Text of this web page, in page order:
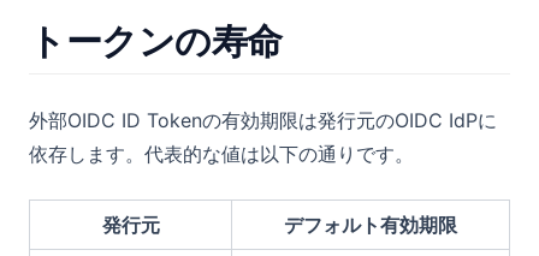
トークンの寿命
外部OIDC ID Tokenの有効期限は発行元のOIDC IdPに
依存します。代表的な値は以下の通りです。
発行元 デフォルト有効期限